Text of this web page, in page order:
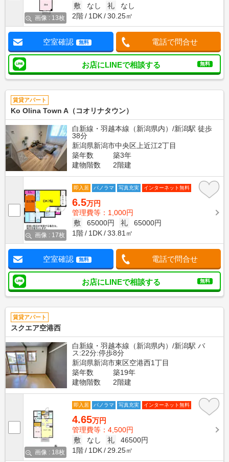
画像 : 13枚
敷
なし 礼
なし
2階
1DK 30.25㎡
空室確認 無料 電話で問合せ
お店にLINEで相談する 無料
賃貸アパート
Ko Olina Town A（コオリナタウン）
白新線・羽越本線（新潟県内）/新潟駅 徒歩
38分
新潟県新潟市中央区上近江2丁目
築年数
築3年
建物階数
2階建
画像 : 17枚
即入居 パノラマ 写真充実 インターネット無料
6.5万円
管理費等：1,000円
敷
65000円 礼
65000円
1階
1DK 33.81㎡
空室確認 無料 電話で問合せ
お店にLINEで相談する 無料
賃貸アパート
スクエア空港西
白新線・羽越本線（新潟県内）/新潟駅 バ
ス:22分:停歩8分
新潟県新潟市東区空港西1丁目
築年数
築19年
建物階数
2階建
画像 : 18枚
即入居 パノラマ 写真充実 インターネット無料
4.65万円
管理費等：4,500円
敷
なし 礼
46500円
1階
1DK 29.25㎡